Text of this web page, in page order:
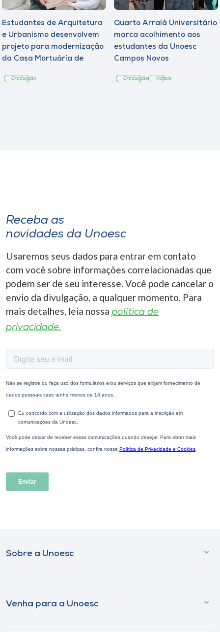
Estudantes de Arquitetura
e Urbanismo desenvolvem
projeto para modernização
da Casa Mortuária de
Graduação
Quarto Arraiá Universitário
marca acolhimento aos
estudantes da Unoesc
Campos Novos
Graduação Notícia
Receba as
novidades da Unoesc
Usaremos seus dados para entrar em contato
com você sobre informações correlacionadas que
podem ser de seu interesse. Você pode cancelar o
envio da divulgação, a qualquer momento. Para
mais detalhes, leia nossa política de
privacidade.
Sobre a Unoesc
Venha para a Unoesc